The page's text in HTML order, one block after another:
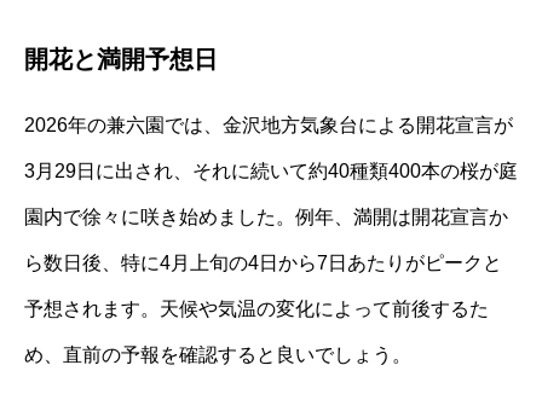
開花と満開予想日
2026年の兼六園では、金沢地方気象台による開花宣言が
3月29日に出され、それに続いて約40種類400本の桜が庭
園内で徐々に咲き始めました。例年、満開は開花宣言か
ら数日後、特に4月上旬の4日から7日あたりがピークと
予想されます。天候や気温の変化によって前後するた
め、直前の予報を確認すると良いでしょう。